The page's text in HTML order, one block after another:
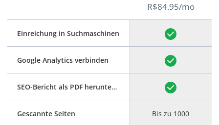
Einreichung in Suchmaschinen
Google Analytics verbinden
SEO-Bericht als PDF herunterladen
Gescannte Seiten
R$84.95/mo
Bis zu 1000